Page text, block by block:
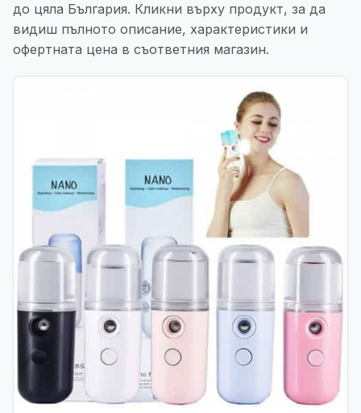
до цяла България. Кликни върху продукт, за да
видиш пълното описание, характеристики и
офертната цена в съответния магазин.